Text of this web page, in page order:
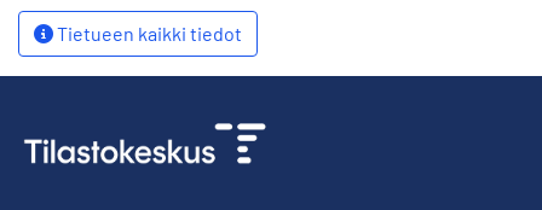
Tietueen kaikki tiedot